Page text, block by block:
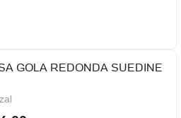
GOLA REDONDA SUEDINE